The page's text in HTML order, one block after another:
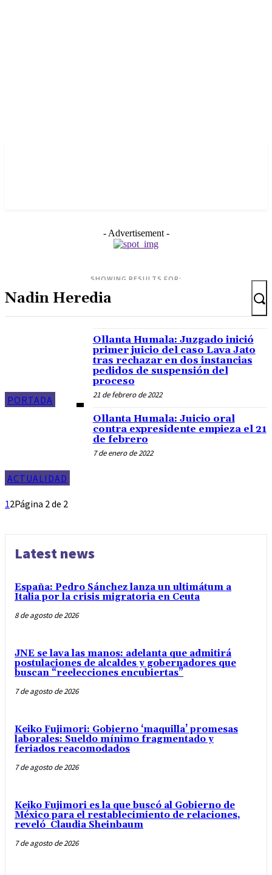
- Advertisement -
SHOWING RESULTS FOR:
PORTADA
Ollanta Humala: Juzgado inició
primer juicio del caso Lava Jato
tras rechazar en dos instancias
pedidos de suspensión del
proceso
21 de febrero de 2022
ACTUALIDAD
Ollanta Humala: Juicio oral
contra expresidente empieza el 21
de febrero
7 de enero de 2022
12Página 2 de 2
Latest news
España: Pedro Sánchez lanza un ultimátum a
Italia por la crisis migratoria en Ceuta
8 de agosto de 2026
JNE se lava las manos: adelanta que admitirá
postulaciones de alcaldes y gobernadores que
buscan “reelecciones encubiertas”
7 de agosto de 2026
Keiko Fujimori: Gobierno ‘maquilla’ promesas
laborales: Sueldo mínimo fragmentado y
feriados reacomodados
7 de agosto de 2026
Keiko Fujimori es la que buscó al Gobierno de
México para el restablecimiento de relaciones,
reveló Claudia Sheinbaum
7 de agosto de 2026